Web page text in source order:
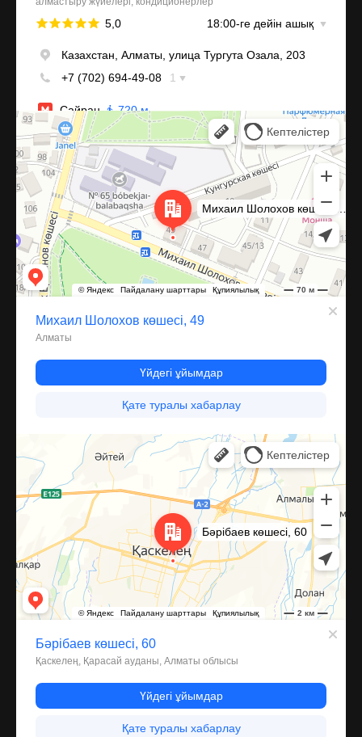
Алматы
Улица Михаила Шолохова, 49 — Яндекс Карты
Улица Барибаева, 60 — Яндекс Карты